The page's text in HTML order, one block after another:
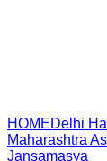
HOMEDelhi
Maharashtra
Jansamasya